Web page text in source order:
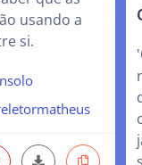
usando a
si.